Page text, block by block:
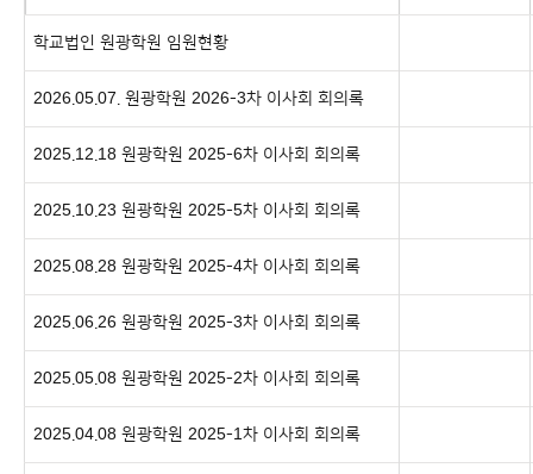
학교법인 원광학원 임원현황
2026.05.07. 원광학원 2026-3차 이사회 회의록
2025.12.18 원광학원 2025-6차 이사회 회의록
2025.10.23 원광학원 2025-5차 이사회 회의록
2025.08.28 원광학원 2025-4차 이사회 회의록
2025.06.26 원광학원 2025-3차 이사회 회의록
2025.05.08 원광학원 2025-2차 이사회 회의록
2025.04.08 원광학원 2025-1차 이사회 회의록